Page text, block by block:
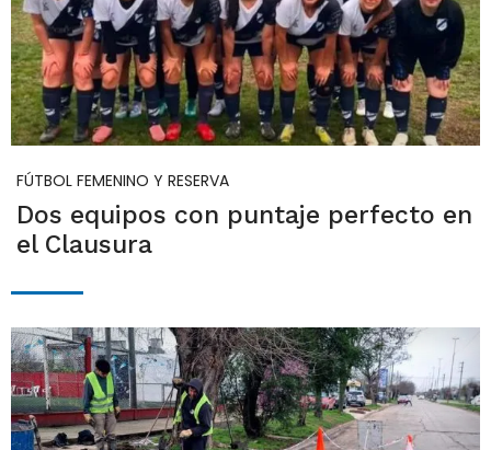
FÚTBOL FEMENINO Y RESERVA
Dos equipos con puntaje perfecto en
el Clausura